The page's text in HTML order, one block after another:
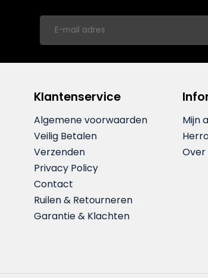
Klantenservice
Algemene voorwaarden
Veilig Betalen
Verzenden
Privacy Policy
Contact
Ruilen & Retourneren
Garantie & Klachten
Mijn
Over